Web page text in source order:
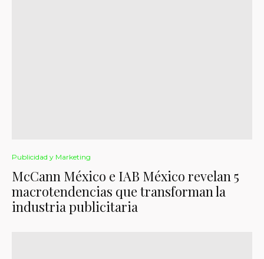
Publicidad y Marketing
McCann México e IAB México revelan 5
macrotendencias que transforman la
industria publicitaria